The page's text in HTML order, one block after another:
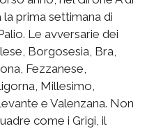
prima settimana di
Le avversarie dei
Borgosesia, Bra,
Fezzanese,
Millesimo,
e Valenzana. Non
come i Grigi, il